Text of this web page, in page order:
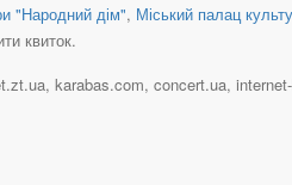
"Народний дім", Міський палац
квиток.
karabas.com, concert.ua,